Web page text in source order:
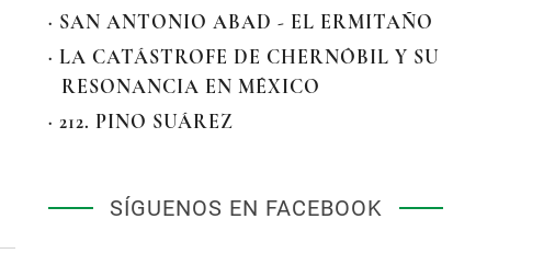
· SAN ANTONIO ABAD - EL ERMITAÑO
· LA CATÁSTROFE DE CHERNÓBIL Y SU
RESONANCIA EN MÉXICO
· 212. PINO SUÁREZ
SÍGUENOS EN FACEBOOK